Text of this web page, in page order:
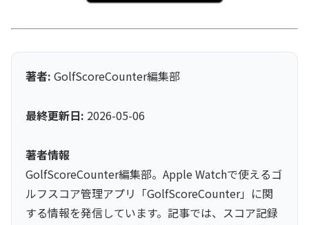
著者: GolfScoreCounter編集部
最終更新日: 2026-05-06
著者情報
GolfScoreCounter編集部。Apple Watchで使えるゴ
ルフスコア管理アプリ「GolfScoreCounter」に関
する情報を発信しています。記事では、スコア記録